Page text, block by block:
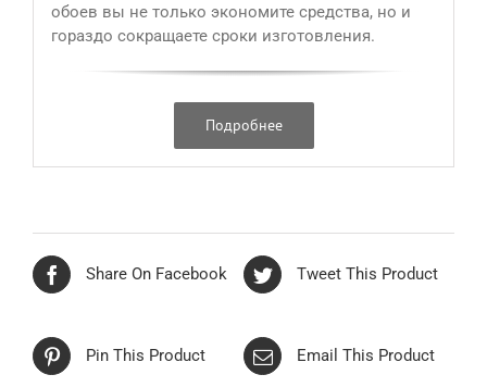
обоев вы не только экономите средства, но и
гораздо сокращаете сроки изготовления.
Подробнее
Share On Facebook Tweet This Product
Pin This Product Email This Product